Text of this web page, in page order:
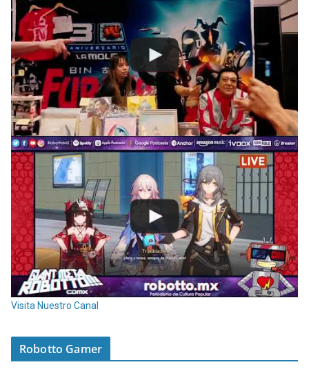
Visita Nuestro Canal
Robotto Gamer